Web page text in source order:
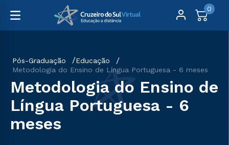
0
Pós-Graduação
Educação
Metodologia do Ensino de Língua Portuguesa - 6 meses
Metodologia do Ensino de
Língua Portuguesa - 6
meses